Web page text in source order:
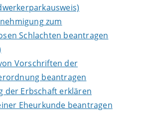
zum
Schlachten beantragen
Vorschriften der
beantragen
der Erbschaft erklären
Eheurkunde beantragen